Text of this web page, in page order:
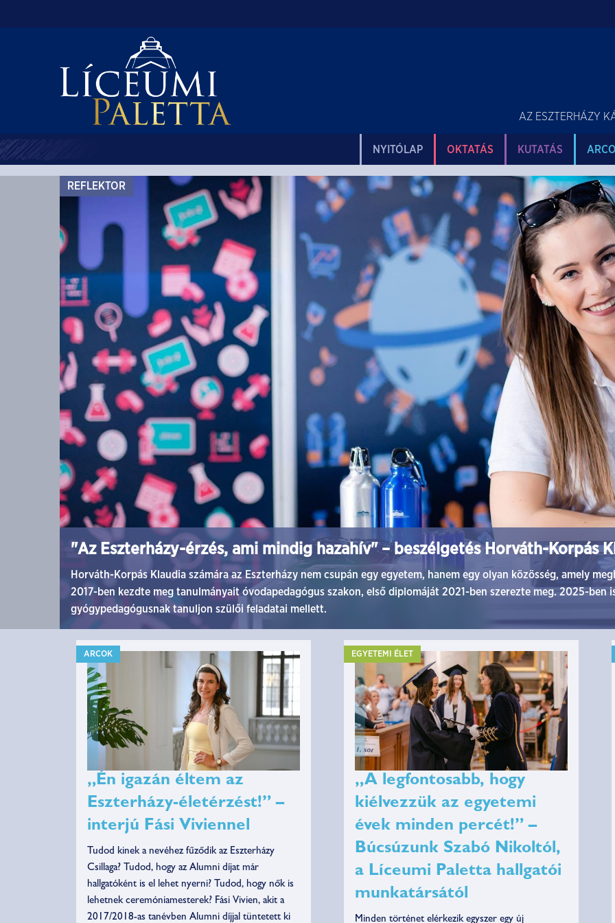
AZ ESZTERHÁZY
NYITÓLAP OKTATÁS KUTATÁS
REFLEKTOR
"Az Eszterházy-érzés, ami mindig hazahív" – beszélgetés Horváth-Korpás
Horváth-Korpás Klaudia számára az Eszterházy nem csupán egy egyetem, hanem egy olyan közösség, amely
2017-ben kezdte meg tanulmányait óvodapedagógus szakon, első diplomáját 2021-ben szerezte meg. 2025-ben
gyógypedagógusnak tanuljon szülői feladatai mellett.
ARCOK
„Én igazán éltem az
Eszterházy-életérzést!” –
interjú Fási Viviennel
Tudod kinek a nevéhez fűződik az Eszterházy
Csillaga? Tudod, hogy az Alumni díjat már
hallgatóként is el lehet nyerni? Tudod, hogy nők is
lehetnek ceremóniamesterek? Fási Vivien, akit a
2017/2018-as tanévben Alumni díjjal tüntetett ki
ARCOK
EGYETEMI ÉLET
„A legfontosabb, hogy
kiélvezzük az egyetemi
évek minden percét!” –
Búcsúzunk Szabó Nikoltól,
a Líceumi Paletta hallgatói
munkatársától
Minden történet elérkezik egyszer egy új